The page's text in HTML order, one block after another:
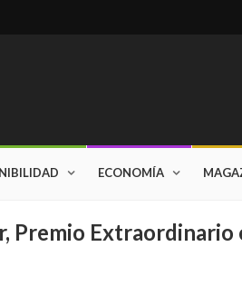
ECONOMÍA
Premio Extraordinario